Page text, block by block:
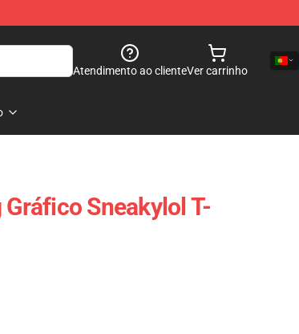
Atendimento ao clienteVer carrinho
Sneakylol T-